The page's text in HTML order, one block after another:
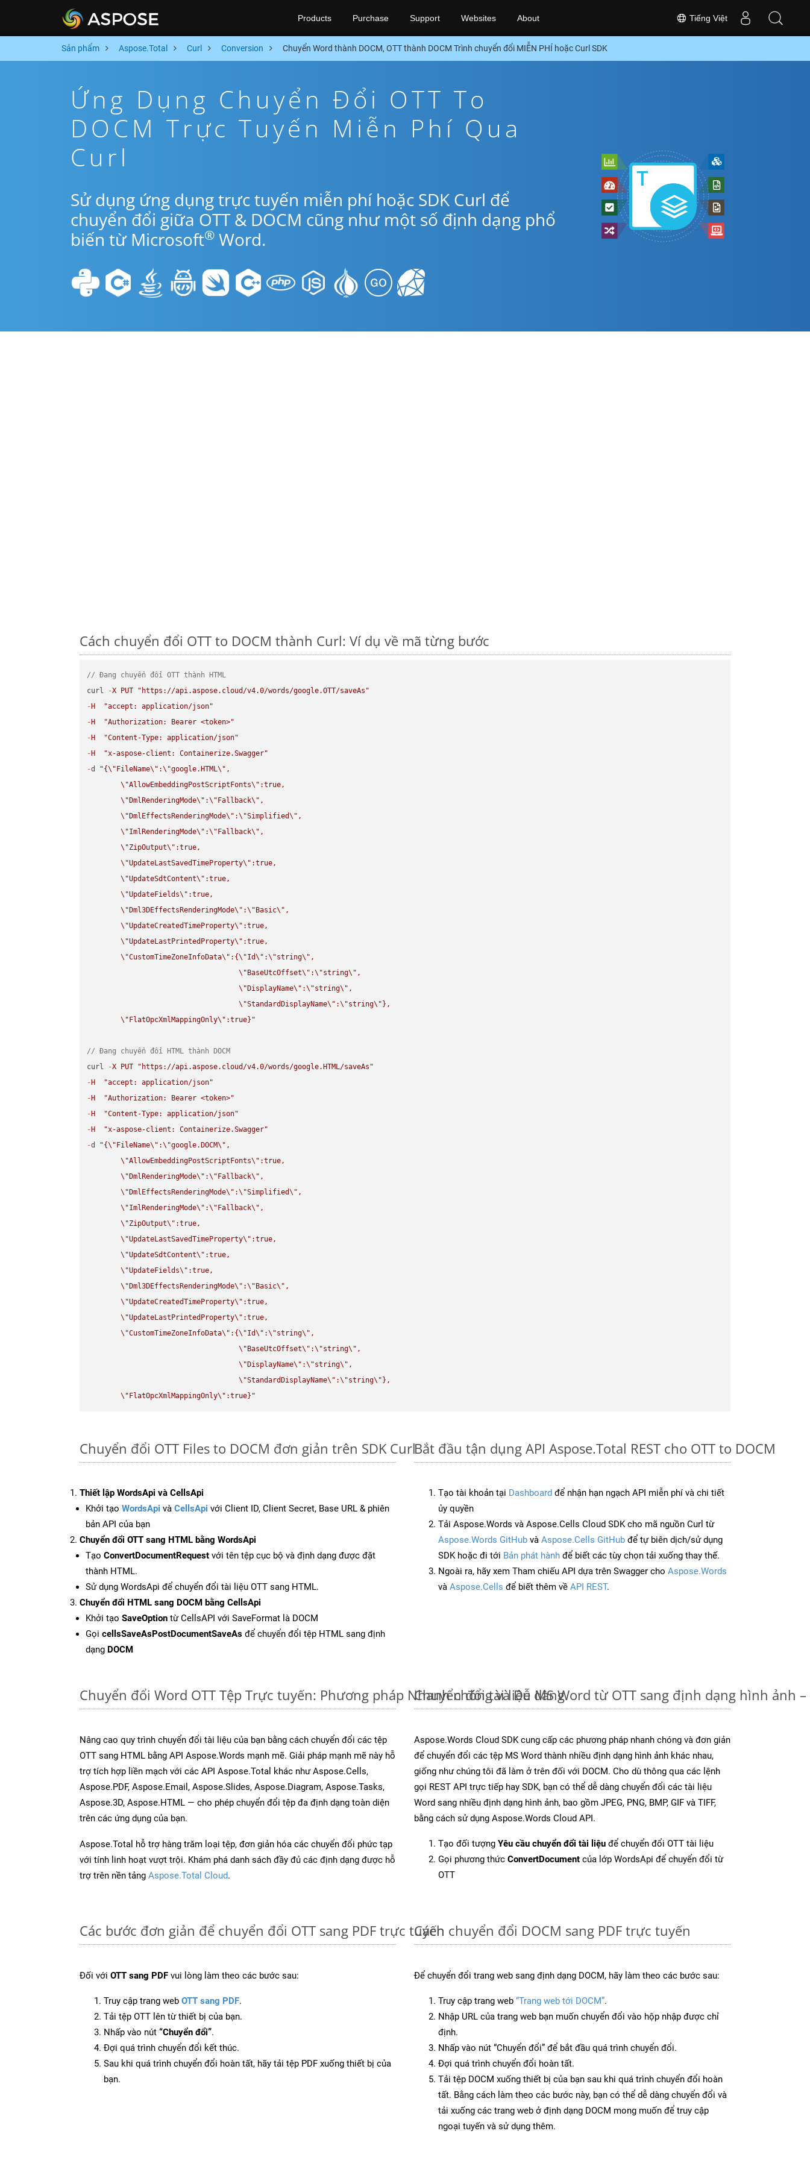
Tiếng Việt
Products Purchase Support Websites About
Sản phẩm Aspose.Total Curl Conversion Chuyển Word thành DOCM, OTT thành DOCM Trình chuyển đổi MIỄN PHÍ hoặc Curl SDK
Ứng Dụng Chuyển Đổi OTT To
DOCM Trực Tuyến Miễn Phí Qua
Curl
Sử dụng ứng dụng trực tuyến miễn phí hoặc SDK Curl để
chuyển đổi giữa OTT & DOCM cũng như một số định dạng phổ
biến từ Microsoft® Word.
Cách chuyển đổi OTT to DOCM thành Curl: Ví dụ về mã từng bước
// Đang chuyển đổi OTT thành HTML
curl
-X PUT
"https://api.aspose.cloud/v4.0/words/google.OTT/saveAs"
- H
"accept: application/json"
- H
"Authorization: Bearer <token>"
- H
"Content-Type: application/json"
- H
"x-aspose-client: Containerize.Swagger"
-d "{\" FileName\" :\"google.HTML\" ,
\"AllowEmbeddingPostScriptFonts\" :true,
\" DmlRenderingMode\" :\" Fallback\" ,
\" DmlEffectsRenderingMode\" :\"Simplified\" ,
\"ImlRenderingMode\" :\" Fallback\" ,
\"ZipOutput\" :true,
\"UpdateLastSavedTimeProperty\" :true,
\"UpdateSdtContent\" :true,
\"UpdateFields\" :true,
\" Dml3DEffectsRenderingMode\" :\" Basic\" ,
\"UpdateCreatedTimeProperty\" :true,
\"UpdateLastPrintedProperty\" :true,
\"CustomTimeZoneInfoData\" :{\"Id\" :\"string\" ,
\" BaseUtcOffset\" :\"string\" ,
\" DisplayName\" :\"string\" ,
\"StandardDisplayName\" :\"string\" },
\" FlatOpcXmlMappingOnly\" :true}"
// Đang chuyển đổi HTML thành DOCM
curl
-X PUT
"https://api.aspose.cloud/v4.0/words/google.HTML/saveAs"
- H
"accept: application/json"
- H
"Authorization: Bearer <token>"
- H
"Content-Type: application/json"
- H
"x-aspose-client: Containerize.Swagger"
-d "{\" FileName\" :\"google.DOCM\" ,
\"AllowEmbeddingPostScriptFonts\" :true,
\" DmlRenderingMode\" :\" Fallback\" ,
\" DmlEffectsRenderingMode\" :\"Simplified\" ,
\"ImlRenderingMode\" :\" Fallback\" ,
\"ZipOutput\" :true,
\"UpdateLastSavedTimeProperty\" :true,
\"UpdateSdtContent\" :true,
\"UpdateFields\" :true,
\" Dml3DEffectsRenderingMode\" :\" Basic\" ,
\"UpdateCreatedTimeProperty\" :true,
\"UpdateLastPrintedProperty\" :true,
\"CustomTimeZoneInfoData\" :{\"Id\" :\"string\" ,
\" BaseUtcOffset\" :\"string\" ,
\" DisplayName\" :\"string\" ,
\"StandardDisplayName\" :\"string\" },
\" FlatOpcXmlMappingOnly\" :true}"
Chuyển đổi OTT Files to DOCM đơn giản trên SDK Curl
Thiết lập WordsApi và CellsApi
Khởi tạo WordsApi và CellsApi với Client ID, Client Secret, Base URL & phiên
bản API của bạn
Chuyển đổi OTT sang HTML bằng WordsApi
Tạo ConvertDocumentRequest với tên tệp cục bộ và định dạng được đặt
thành HTML.
Sử dụng WordsApi để chuyển đổi tài liệu OTT sang HTML.
Chuyển đổi HTML sang DOCM bằng CellsApi
Khởi tạo SaveOption từ CellsAPI với SaveFormat là DOCM
Gọi cellsSaveAsPostDocumentSaveAs để chuyển đổi tệp HTML sang định
dạng DOCM
Bắt đầu tận dụng API Aspose.Total REST cho OTT to DOCM
Tạo tài khoản tại Dashboard để nhận hạn ngạch API miễn phí và chi tiết
ủy quyền
Tải Aspose.Words và Aspose.Cells Cloud SDK cho mã nguồn Curl từ
Aspose.Words GitHub và Aspose.Cells GitHub để tự biên dịch/sử dụng
SDK hoặc đi tới Bản phát hành để biết các tùy chọn tải xuống thay thế.
Ngoài ra, hãy xem Tham chiếu API dựa trên Swagger cho Aspose.Words
và Aspose.Cells để biết thêm về API REST.
Chuyển đổi Word OTT Tệp Trực tuyến: Phương pháp Nhanh chóng và Dễ dàng
Nâng cao quy trình chuyển đổi tài liệu của bạn bằng cách chuyển đổi các tệp
OTT sang HTML bằng API Aspose.Words mạnh mẽ. Giải pháp mạnh mẽ này hỗ
trợ tích hợp liền mạch với các API Aspose.Total khác như Aspose.Cells,
Aspose.PDF, Aspose.Email, Aspose.Slides, Aspose.Diagram, Aspose.Tasks,
Aspose.3D, Aspose.HTML — cho phép chuyển đổi tệp đa định dạng toàn diện
trên các ứng dụng của bạn.
Aspose.Total hỗ trợ hàng trăm loại tệp, đơn giản hóa các chuyển đổi phức tạp
với tính linh hoạt vượt trội. Khám phá danh sách đầy đủ các định dạng được hỗ
trợ trên nền tảng Aspose.Total Cloud.
Chuyển đổi tài liệu MS Word từ OTT sang định dạng hình ảnh
Aspose.Words Cloud SDK cung cấp các phương pháp nhanh chóng và đơn giản
để chuyển đổi các tệp MS Word thành nhiều định dạng hình ảnh khác nhau,
giống như chúng tôi đã làm ở trên đối với DOCM. Cho dù thông qua các lệnh
gọi REST API trực tiếp hay SDK, bạn có thể dễ dàng chuyển đổi các tài liệu
Word sang nhiều định dạng hình ảnh, bao gồm JPEG, PNG, BMP, GIF và TIFF,
bằng cách sử dụng Aspose.Words Cloud API.
Tạo đối tượng Yêu cầu chuyển đổi tài liệu để chuyển đổi OTT tài liệu
Gọi phương thức ConvertDocument của lớp WordsApi để chuyển đổi từ
OTT
Các bước đơn giản để chuyển đổi OTT sang PDF trực tuyến
Đối với OTT sang PDF vui lòng làm theo các bước sau:
Truy cập trang web OTT sang PDF.
Tải tệp OTT lên từ thiết bị của bạn.
Nhấp vào nút “Chuyển đổi”.
Đợi quá trình chuyển đổi kết thúc.
Sau khi quá trình chuyển đổi hoàn tất, hãy tải tệp PDF xuống thiết bị của
bạn.
Cách chuyển đổi DOCM sang PDF trực tuyến
Để chuyển đổi trang web sang định dạng DOCM, hãy làm theo các bước sau:
Truy cập trang web “Trang web tới DOCM”.
Nhập URL của trang web bạn muốn chuyển đổi vào hộp nhập được chỉ
định.
Nhấp vào nút “Chuyển đổi” để bắt đầu quá trình chuyển đổi.
Đợi quá trình chuyển đổi hoàn tất.
Tải tệp DOCM xuống thiết bị của bạn sau khi quá trình chuyển đổi hoàn
tất. Bằng cách làm theo các bước này, bạn có thể dễ dàng chuyển đổi và
tải xuống các trang web ở định dạng DOCM mong muốn để truy cập
ngoại tuyến và sử dụng thêm.